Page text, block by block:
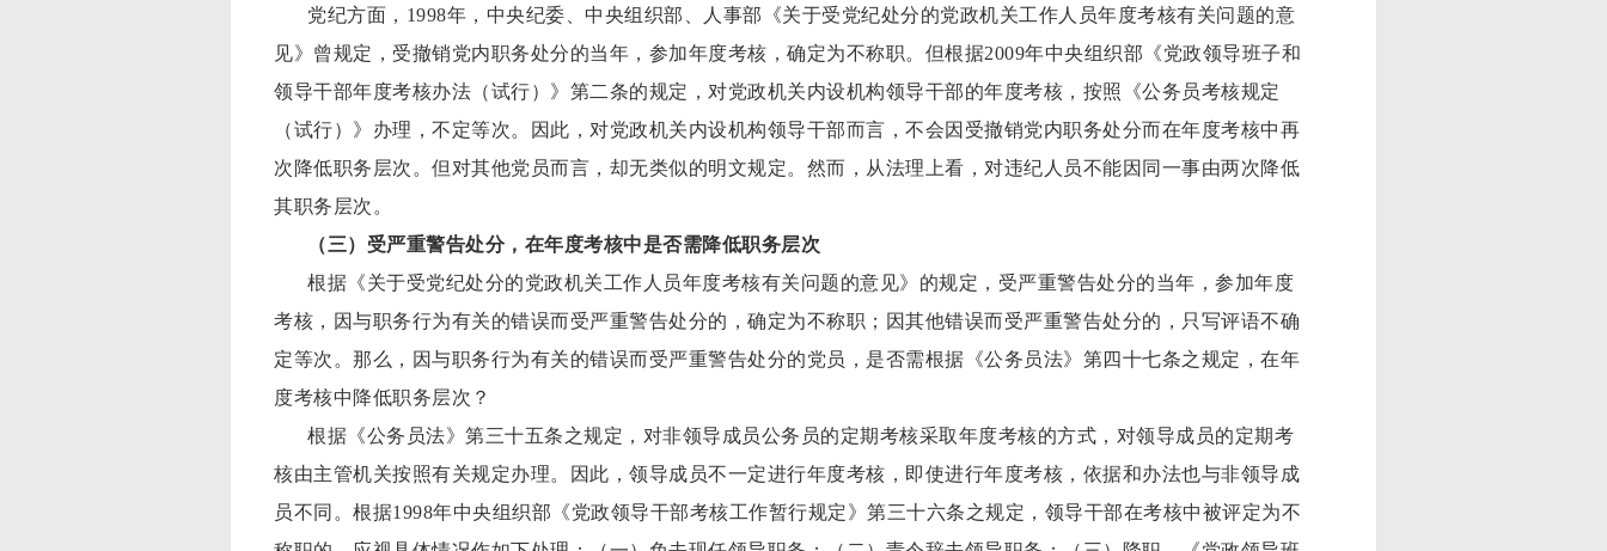
党纪方面，1998年，中央纪委、中央组织部、人事部《关于受党纪处分的党政机关工作人员年度考核有关问题的意
见》曾规定，受撤销党内职务处分的当年，参加年度考核，确定为不称职。但根据2009年中央组织部《党政领导班子和
领导干部年度考核办法（试行）》第二条的规定，对党政机关内设机构领导干部的年度考核，按照《公务员考核规定
（试行）》办理，不定等次。因此，对党政机关内设机构领导干部而言，不会因受撤销党内职务处分而在年度考核中再
次降低职务层次。但对其他党员而言，却无类似的明文规定。然而，从法理上看，对违纪人员不能因同一事由两次降低
其职务层次。
（三）受严重警告处分，在年度考核中是否需降低职务层次
根据《关于受党纪处分的党政机关工作人员年度考核有关问题的意见》的规定，受严重警告处分的当年，参加年度
考核，因与职务行为有关的错误而受严重警告处分的，确定为不称职；因其他错误而受严重警告处分的，只写评语不确
定等次。那么，因与职务行为有关的错误而受严重警告处分的党员，是否需根据《公务员法》第四十七条之规定，在年
度考核中降低职务层次？
根据《公务员法》第三十五条之规定，对非领导成员公务员的定期考核采取年度考核的方式，对领导成员的定期考
核由主管机关按照有关规定办理。因此，领导成员不一定进行年度考核，即使进行年度考核，依据和办法也与非领导成
员不同。根据1998年中央组织部《党政领导干部考核工作暂行规定》第三十六条之规定，领导干部在考核中被评定为不